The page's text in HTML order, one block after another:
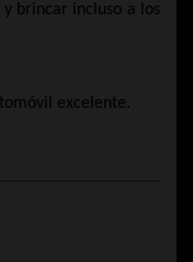
brincar incluso a los
excelente.